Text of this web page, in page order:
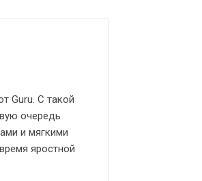
Guru. С такой
очередь
и мягкими
яростной